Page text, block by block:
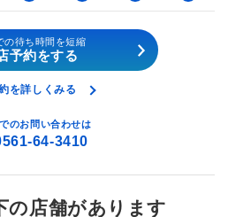
の待ち時間を短縮
予約をする
を詳しくみる
のお問い合わせは
64-3410
の店舗があります